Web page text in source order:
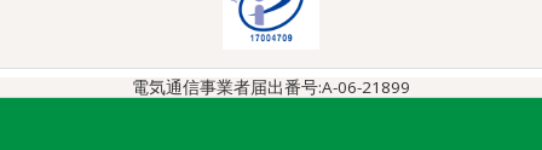
電気通信事業者届出番号:A-06-21899